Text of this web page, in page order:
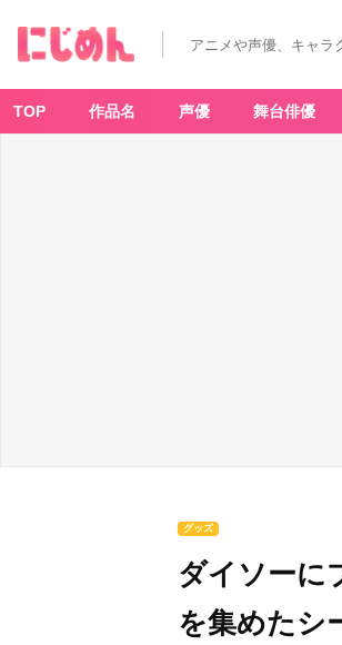
アニメや声優、キャラ
TOP 作品名 声優 舞台俳優
グッズ
ダイソーに
を集めたシ